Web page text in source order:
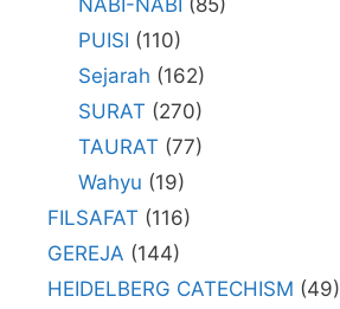
NABI-NABI (85)
PUISI (110)
Sejarah (162)
SURAT (270)
TAURAT (77)
Wahyu (19)
FILSAFAT (116)
GEREJA (144)
HEIDELBERG CATECHISM (49)